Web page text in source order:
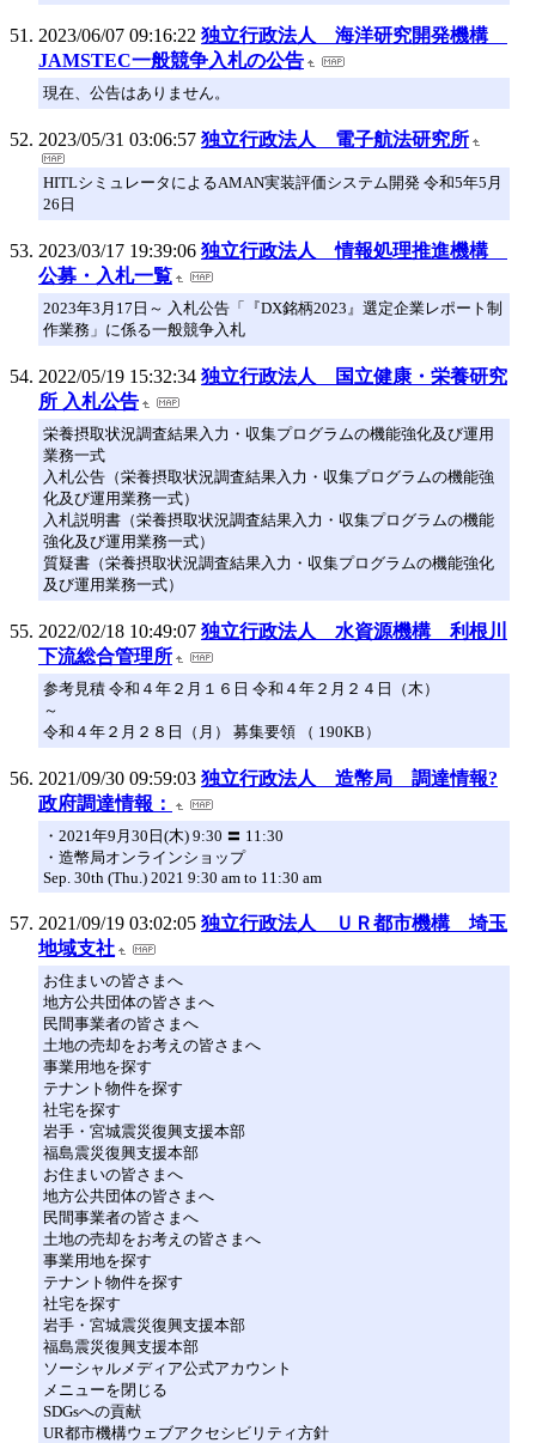
2023/06/07 09:16:22 独立行政法人 海洋研究開発機構
JAMSTEC一般競争入札の公告
現在、公告はありません。
2023/05/31 03:06:57 独立行政法人 電子航法研究所
HITLシミュレータによるAMAN実装評価システム開発 令和5年5月
26日
2023/03/17 19:39:06 独立行政法人 情報処理推進機構
公募・入札一覧
2023年3月17日～ 入札公告「『DX銘柄2023』選定企業レポート制
作業務」に係る一般競争入札
2022/05/19 15:32:34 独立行政法人 国立健康・栄養研究
所 入札公告
栄養摂取状況調査結果入力・収集プログラムの機能強化及び運用
業務一式
入札公告（栄養摂取状況調査結果入力・収集プログラムの機能強
化及び運用業務一式）
入札説明書（栄養摂取状況調査結果入力・収集プログラムの機能
強化及び運用業務一式）
質疑書（栄養摂取状況調査結果入力・収集プログラムの機能強化
及び運用業務一式）
2022/02/18 10:49:07 独立行政法人 水資源機構 利根川
下流総合管理所
参考見積 令和４年２月１６日 令和４年２月２４日（木）
～
令和４年２月２８日（月） 募集要領 （ 190KB）
2021/09/30 09:59:03 独立行政法人 造幣局 調達情報?
政府調達情報：
・2021年9月30日(木) 9:30 〓 11:30
・造幣局オンラインショップ
Sep. 30th (Thu.) 2021 9:30 am to 11:30 am
2021/09/19 03:02:05 独立行政法人 ＵＲ都市機構 埼玉
地域支社
お住まいの皆さまへ
地方公共団体の皆さまへ
民間事業者の皆さまへ
土地の売却をお考えの皆さまへ
事業用地を探す
テナント物件を探す
社宅を探す
岩手・宮城震災復興支援本部
福島震災復興支援本部
お住まいの皆さまへ
地方公共団体の皆さまへ
民間事業者の皆さまへ
土地の売却をお考えの皆さまへ
事業用地を探す
テナント物件を探す
社宅を探す
岩手・宮城震災復興支援本部
福島震災復興支援本部
ソーシャルメディア公式アカウント
メニューを閉じる
SDGsへの貢献
UR都市機構ウェブアクセシビリティ方針